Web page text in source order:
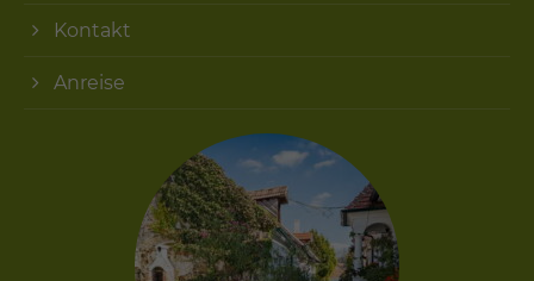
Kontakt
Anreise